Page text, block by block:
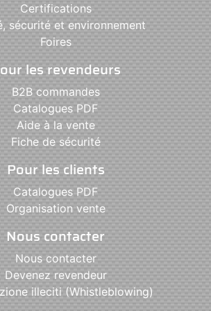
Certifications
sécurité et environnement
Foires
les revendeurs
B2B commandes
Catalogues PDF
Aide à la vente
Fiche de sécurité
Pour les clients
Catalogues PDF
Organisation vente
Nous contacter
Nous contacter
Devenez revendeur
illeciti (Whistleblowing)